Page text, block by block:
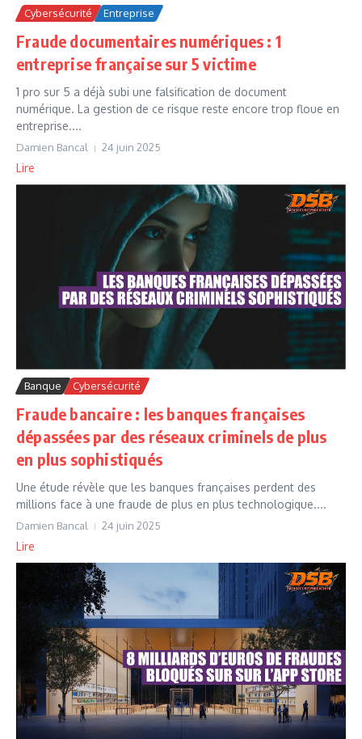
Cybersécurité Entreprise
Fraude documentaires numériques : 1
entreprise française sur 5 victime
1 pro sur 5 a déjà subi une falsification de document
numérique. La gestion de ce risque reste encore trop floue en
entreprise....
Damien Bancal 24 juin 2025
Lire
Banque Cybersécurité
Fraude bancaire : les banques françaises
dépassées par des réseaux criminels de plus
en plus sophistiqués
Une étude révèle que les banques françaises perdent des
millions face à une fraude de plus en plus technologique....
Damien Bancal 24 juin 2025
Lire